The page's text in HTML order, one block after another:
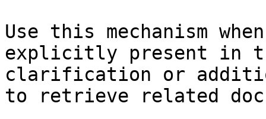
Use this mechanism
explicitly present in
clarification or